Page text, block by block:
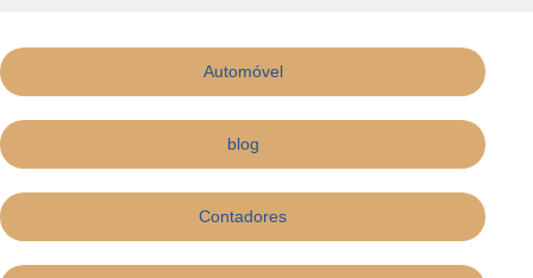
Automóvel
blog
Contadores